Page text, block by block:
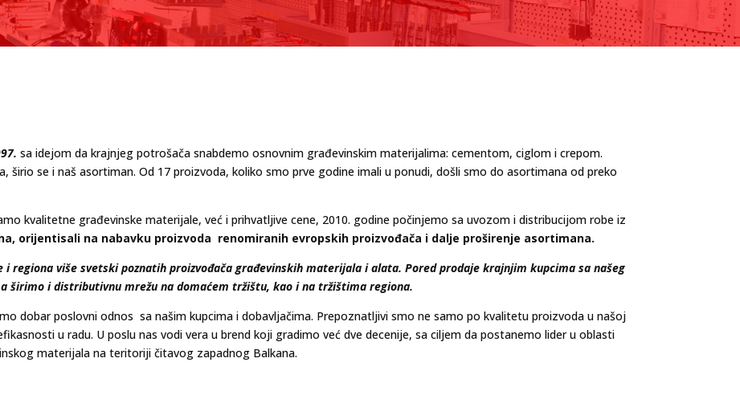
sa idejom da krajnjeg potrošača snabdemo osnovnim građevinskim materijalima: cementom, ciglom i crepom.
širio se i naš asortiman. Od 17 proizvoda, koliko smo prve godine imali u ponudi, došli smo do asortimana od preko
kvalitetne građevinske materijale, već i prihvatljive cene, 2010. godine počinjemo sa uvozom i distribucijom robe iz
orijentisali na nabavku proizvoda renomiranih evropskih proizvođača i dalje proširenje asortimana.
regiona više svetski poznatih proizvođača građevinskih materijala i alata. Pored prodaje krajnjim kupcima sa našeg
širimo i distributivnu mrežu na domaćem tržištu, kao i na tržištima regiona.
dobar poslovni odnos sa našim kupcima i dobavljačima. Prepoznatljivi smo ne samo po kvalitetu proizvoda u našoj
u radu. U poslu nas vodi vera u brend koji gradimo već dve decenije, sa ciljem da postanemo lider u oblasti
materijala na teritoriji čitavog zapadnog Balkana.